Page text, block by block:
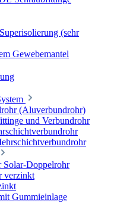
(sehr
Gewebemantel
(Aluverbundrohr)
und Verbundrohr
Solar-Doppelrohr
verzinkt
Gummieinlage